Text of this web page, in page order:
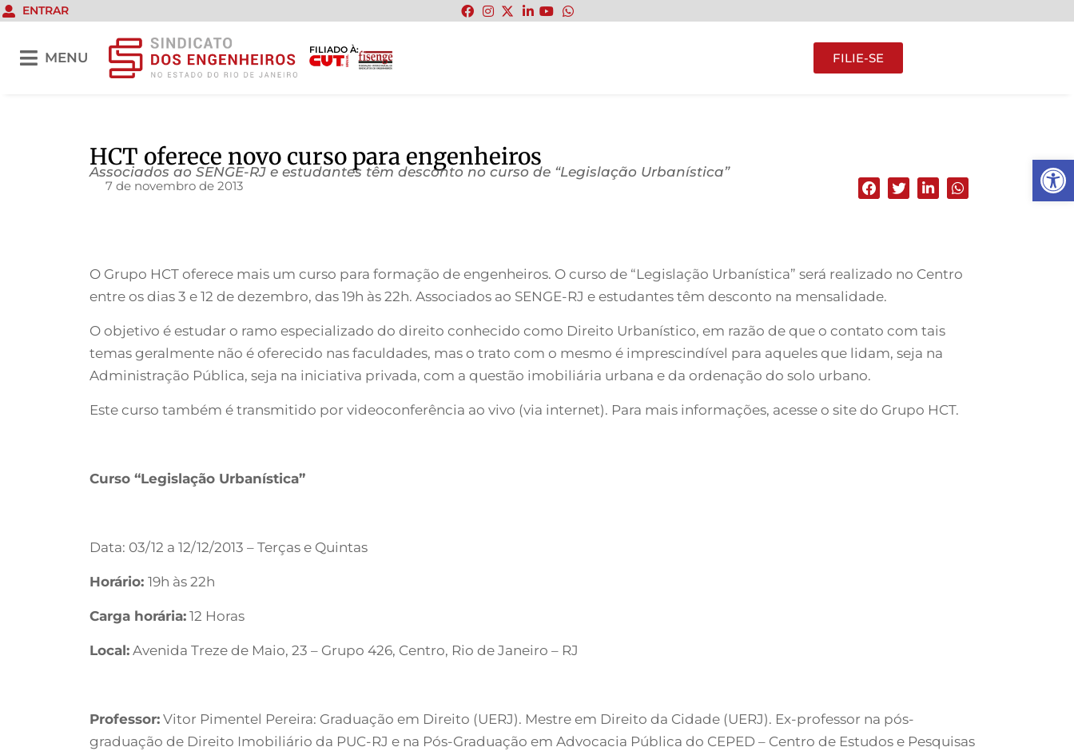
Abrir
ENTRAR
MENU
FILIADO À:
FILIE-SE
HCT oferece novo curso para engenheiros
Associados ao SENGE-RJ e estudantes têm desconto no curso de “Legislação Urbanística”
7 de novembro de 2013
O Grupo HCT oferece mais um curso para formação de engenheiros. O curso de “Legislação Urbanística” será realizado no Centro
entre os dias 3 e 12 de dezembro, das 19h às 22h. Associados ao SENGE-RJ e estudantes têm desconto na mensalidade.
O objetivo é estudar o ramo especializado do direito conhecido como Direito Urbanístico, em razão de que o contato com tais
temas geralmente não é oferecido nas faculdades, mas o trato com o mesmo é imprescindível para aqueles que lidam, seja na
Administração Pública, seja na iniciativa privada, com a questão imobiliária urbana e da ordenação do solo urbano.
Este curso também é transmitido por videoconferência ao vivo (via internet). Para mais informações, acesse o site do Grupo HCT.
Curso “Legislação Urbanística”
Data: 03/12 a 12/12/2013 – Terças e Quintas
Horário: 19h às 22h
Carga horária: 12 Horas
Local: Avenida Treze de Maio, 23 – Grupo 426, Centro, Rio de Janeiro – RJ
Professor: Vitor Pimentel Pereira: Graduação em Direito (UERJ). Mestre em Direito da Cidade (UERJ). Ex-professor na pós-
graduação de Direito Imobiliário da PUC-RJ e na Pós-Graduação em Advocacia Pública do CEPED – Centro de Estudos e Pesquisas